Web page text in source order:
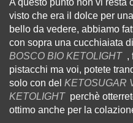
A questo punto non vi resta
visto che era il dolce per
bello da vedere, abbiamo
con sopra una cucchiaiata di
BOSCO BIO KETOLIGHT,
pistacchi ma voi, potete
solo con del KETOSUGAR
KETOLIGHT perchè
ottimo anche per la